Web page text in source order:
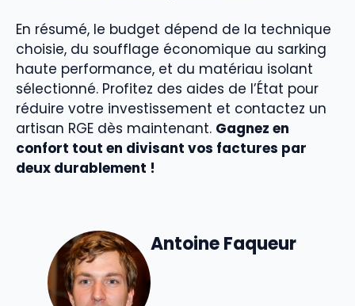
En résumé, le budget dépend de la technique
choisie, du soufflage économique au sarking
haute performance, et du matériau isolant
sélectionné. Profitez des aides de l’État pour
réduire votre investissement et contactez un
artisan RGE dès maintenant. Gagnez en
confort tout en divisant vos factures par
deux durablement !
Antoine Faqueur